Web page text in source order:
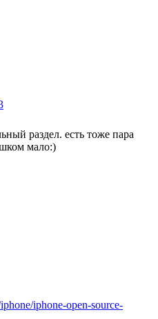
раздел. есть тоже пара
мало:)
iphone-open-source-